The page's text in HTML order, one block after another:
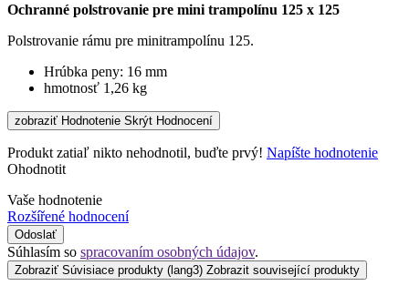
Ochranné polstrovanie pre mini trampolínu 125 x 125
Polstrovanie rámu pre minitrampolínu 125.
Hrúbka peny: 16 mm
hmotnosť 1,26 kg
zobraziť Hodnotenie Skrýt Hodnocení
Produkt zatiaľ nikto nehodnotil, buďte prvý! Napíšte hodnotenie
Ohodnotit
Vaše hodnotenie
Rozšířené hodnocení
Odoslať
Súhlasím so spracovaním osobných údajov.
Zobraziť Súvisiace produkty (lang3) Zobrazit související produkty